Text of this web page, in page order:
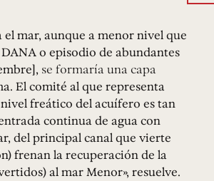
mar, aunque a menor nivel que
o episodio de abundantes
se formaría una capa
El comité al que representa
freático del acuífero es tan
continua de agua con
del principal canal que vierte
frenan la recuperación de la
al mar Menor», resuelve.